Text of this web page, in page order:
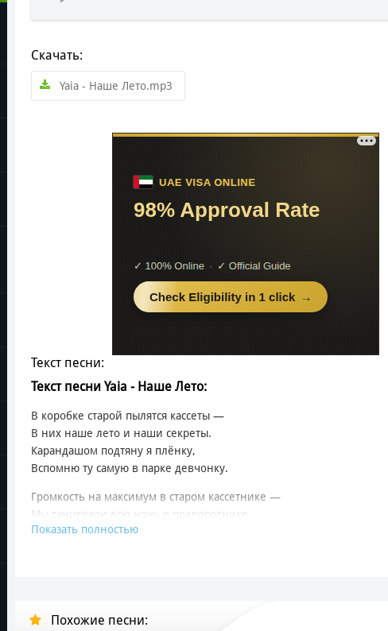
Скачать:
Yaia - Наше Лето.mp3
Текст песни:
Текст песни Yaia - Наше Лето:
В коробке старой пылятся кассеты —
В них наше лето и наши секреты.
Карандашом подтяну я плёнку,
Вспомню ту самую в парке девчонку.
Громкость на максимум в старом кассетнике —
Мы танцевали всю ночь в подворотнике.
Время летит, но мотив не стареет.
Она согреет души нам
Показать полностью
Похожие песни: